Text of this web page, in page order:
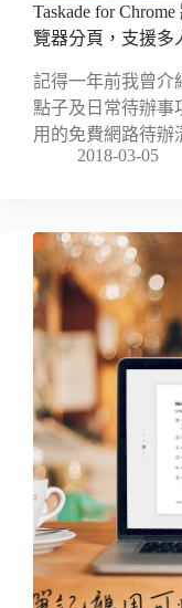
Taskade for
覽器分頁，支援多
記得一年前我曾介
點子及日常待辦事
用的免費網路待
2018-03-05